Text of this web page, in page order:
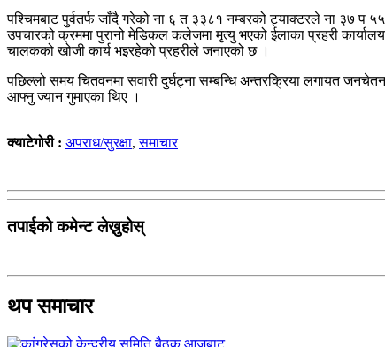
पश्चिमबाट पुर्वतर्फ जाँदै गरेको ना ६ त ३३८१ नम्बरको ट्याक्टरले ना ३७ प
उपचारको क्रममा पुरानो मेडिकल कलेजमा मृत्यु भएको ईलाका प्रहरी
चालकको खोजी कार्य भइरहेको प्रहरीले जनाएको छ ।
पछिल्लो समय चितवनमा सवारी दुर्घट्ना सम्बन्धि अन्तरक्रिया लगायत
आफ्नु ज्यान गुमाएका थिए ।
क्याटेगोरी : अपराध/सुरक्षा,समाचार
तपाईको कमेन्ट लेख्नुहोस्
थप समाचार